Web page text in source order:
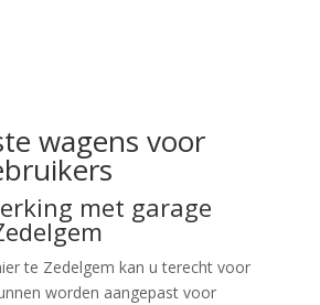
wagens voor
met garage
te Zedelgem kan u terecht voor
worden aangepast voor